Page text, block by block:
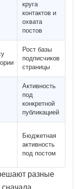
круга
контактов и
охвата
постов
Рост базы
подписчиков
страницы
Активность
под
конкретной
публикацией
Бюджетная
активность
под постом
разные